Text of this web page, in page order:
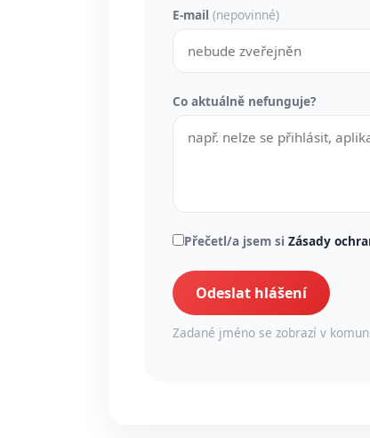
E-mail (nepovinné)
Co aktuálně nefunguje?
Přečetl/a jsem si Zásady
Odeslat hlášení
Zadané jméno se zobrazí v